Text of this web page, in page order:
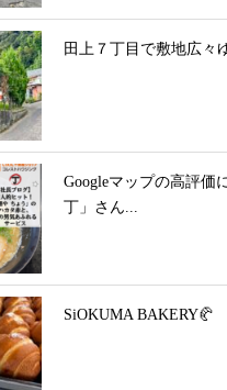
田上７丁目で敷地広々
Googleマップの高評価
丁」さん...
SiOKUMA BAKERY🥐